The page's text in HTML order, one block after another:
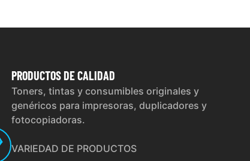
PRODUCTOSDE CALIDAD
Toners, tintas y consumibles originales y
genéricos para impresoras, duplicadores y
fotocopiadoras.
VARIEDAD DE PRODUCTOS